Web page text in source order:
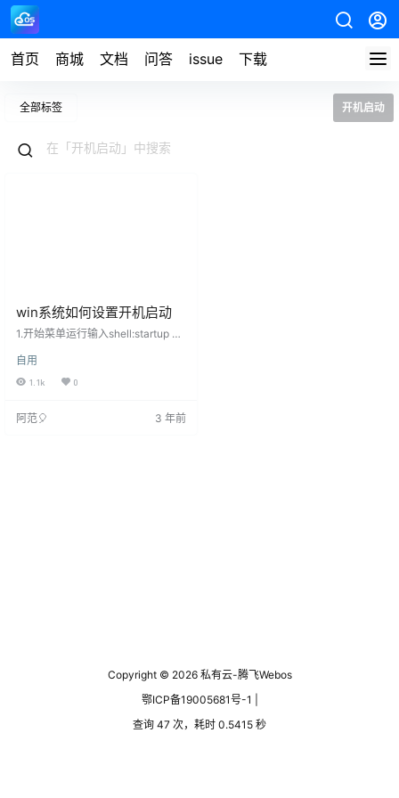
首页 商城 文档 问答 issue 下载
全部标签 开机启动
win系统如何设置开机启动
1.开始菜单运行输入shell:startup 右
o-restart.bat复制到此目录(如果一
台电脑部署多个webos,可以改名一
目录
自用
1.1k 0
阿范🎈 3 年前
Copyright © 2026私有云-腾飞Webos
鄂ICP备19005681号-1 |
查询 47 次，耗时 0.5415 秒